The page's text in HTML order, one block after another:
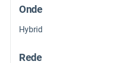
Onde
Hybrid
Rede